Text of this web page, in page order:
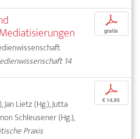
14
p
gratis
Lietz (Hg.), Jutta
Schleusener (Hg.),
Praxis
p
€ 14,95